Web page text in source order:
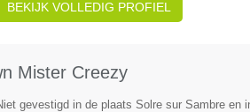
BEKIJK VOLLEDIG PROFIEL
Mister Creezy
gevestigd in de plaats Solre sur Sambre en